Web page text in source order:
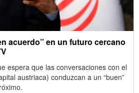
acuerdo” en un futuro cercano
espera que las conversaciones con el
austriaca) conduzcan a un “buen”